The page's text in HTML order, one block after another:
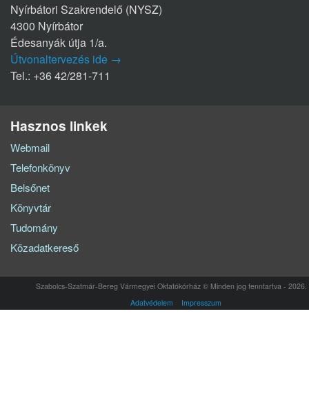
Nyírbátori Szakrendelő (NYSZ)
4300 Nyírbátor
Édesanyák útja 1/a.
Útvonaltervezés ide →
Tel.: +36 42/281-711
Hasznos linkek
Webmail
Telefonkönyv
Belsőnet
Könyvtár
Tudomány
Közadatkereső
Szabolcs-Szatmár-Bereg Vármegyei Oktatókórház © Minden jog fenntartva - 2026.
Adatvédelem
Impresszum